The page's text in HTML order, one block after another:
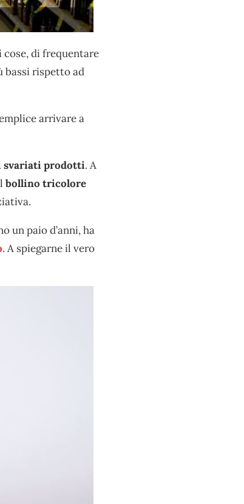
di frequentare
bassi rispetto ad
arrivare a
svariati prodotti. A
bollino tricolore
un paio d’anni, ha
. A spiegarne il vero